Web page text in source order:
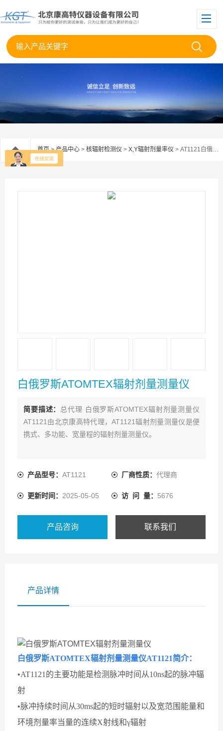
首页>产品中心 > 核辐射检测仪 > X,Y辐射剂量率仪 > AT1121白俄罗斯ATOMTEX辐射剂量测量仪
白俄罗斯ATOMTEX辐射剂量测量仪
简要描述： 总代理 白俄罗斯ATOMTEX辐射剂量测量仪
AT1121由北京康高特代理，AT1121辐射剂量测量仪是便
携式、多功能、宽量程的辐射剂量测量仪。
产品型号： AT1121 厂商性质： 代理商
更新时间： 2025-05-05 访 问 量： 5676
产品咨询 联系我们
产品详情
白俄罗斯ATOMTEX辐射剂量测量仪AT1121简介：
•AT1121的主要功能是检测脉冲时间从10ns起的脉冲辐
射
•脉冲持续时间从30ms起的短时辐射以及宽范围能量和
环境剂量率当量的连续X射线和γ辐射